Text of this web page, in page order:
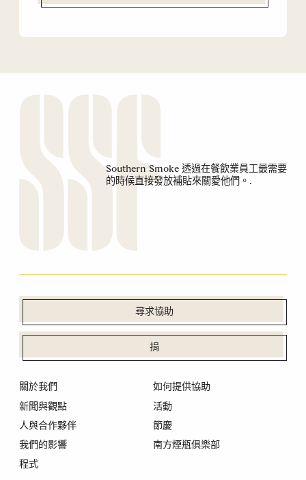
Southern Smoke 透過在餐飲業員工最需要
的時候直接發放補貼來關愛他們。.
尋求協助
捐
關於我們
新聞與觀點
人與合作夥伴
我們的影響
程式
如何提供協助
活動
節慶
南方煙瓶俱樂部